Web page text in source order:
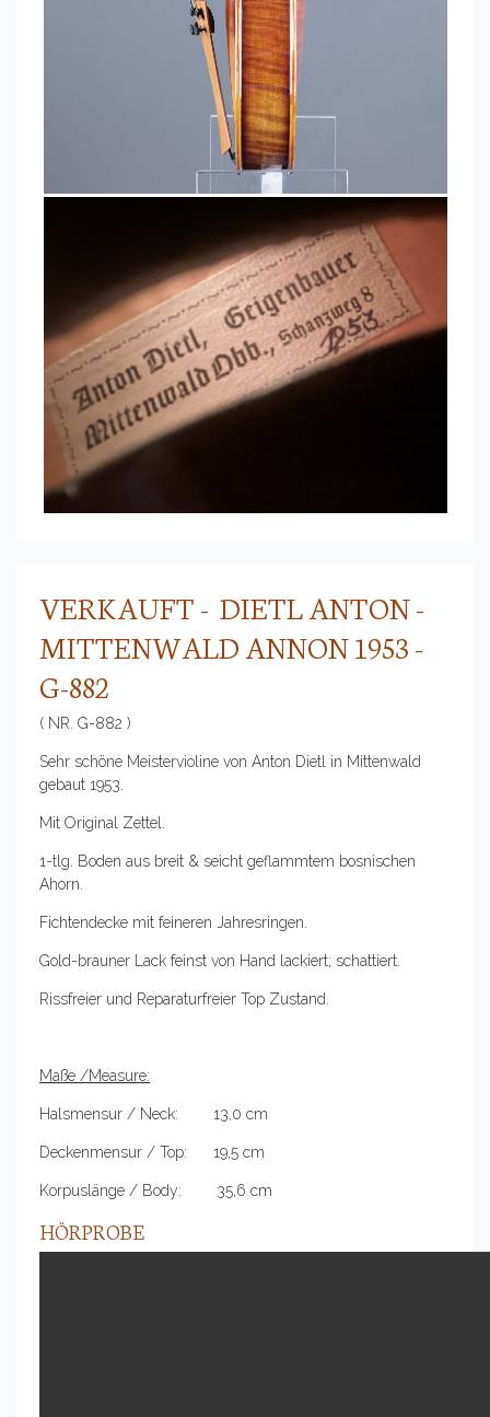
VERKAUFT - DIETL ANTON -
MITTENWALD ANNON 1953 -
G-882
( NR. G-882 )
Sehr schöne Meistervioline von Anton Dietl in Mittenwald
gebaut 1953.
Mit Original Zettel.
1-tlg. Boden aus breit & seicht geflammtem bosnischen
Ahorn.
Fichtendecke mit feineren Jahresringen.
Gold-brauner Lack feinst von Hand lackiert; schattiert.
Rissfreier und Reparaturfreier Top Zustand.
Maße /Measure:
Halsmensur / Neck: 13,0 cm
Deckenmensur / Top: 19,5 cm
Korpuslänge / Body: 35,6 cm
HÖRPROBE